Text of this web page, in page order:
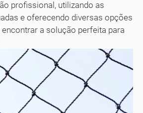
profissional, utilizando as
e oferecendo diversas opções
encontrar a solução perfeita para